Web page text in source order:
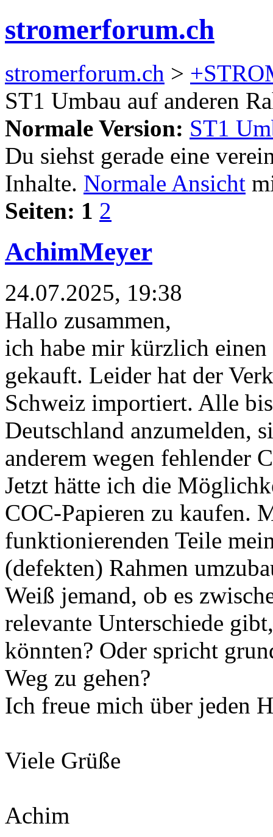
stromerforum.ch
stromerforum.ch >
ST1 Umbau auf anderen
Normale Version: ST1
Du siehst gerade eine
Inhalte. Normale Ansicht
Seiten: 1 2
AchimMeyer
24.07.2025, 19:38
Hallo zusammen,
ich habe mir kürzlich
gekauft. Leider hat der
Schweiz importiert. Alle
Deutschland anzumelden,
anderem wegen fehlender
Jetzt hätte ich die
COC-Papieren zu kaufen.
funktionierenden Teile
(defekten) Rahmen
Weiß jemand, ob es
relevante Unterschiede
könnten? Oder spricht
Weg zu gehen?
Ich freue mich über jeden
Viele Grüße
Achim